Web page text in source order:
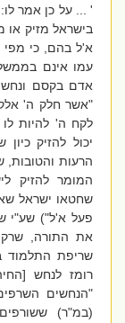
' ...
על כן אמר לו:
בישראל מזיק או
א'ל בהם, כי מפי
עמו אינם
אדם בקסם ונחש
"אשר חלק ה'
לקח ה' להיות לו
יכול להזיק
הרעות והטובות,
המומר להזיק
שחטאו ישראל
פעל א'ל") שע"י
את התורה, שרק
שריפת התלמוד
רומז לנחש
הנחשים השרפים"
(במ"ר)